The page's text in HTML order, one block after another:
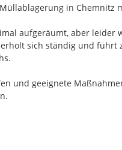
in Chemnitz
aufgeräumt, aber leider
sich ständig und führt
und geeignete